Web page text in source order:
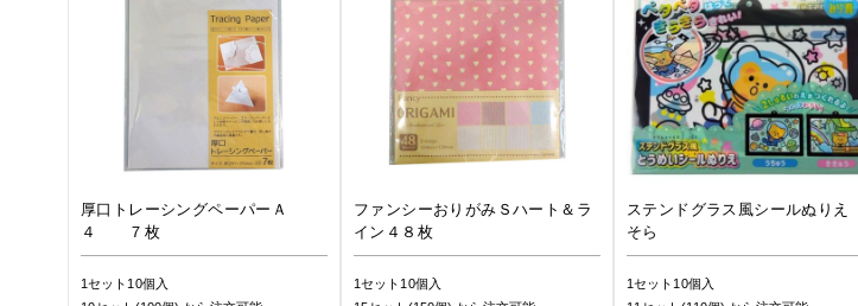
厚口トレーシングペーパーＡ
４ ７枚
1セット10個入
ファンシーおりがみＳハート＆ラ
イン４８枚
1セット10個入
ステンドグラス風シールぬりえ
そら
1セット10個入